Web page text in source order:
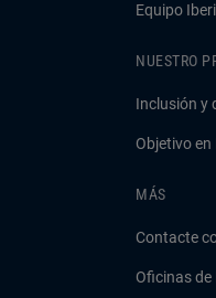
Equipo
NUESTRO
Inclusión y
Objetivo en
MÁS
Contacte
Oficinas de